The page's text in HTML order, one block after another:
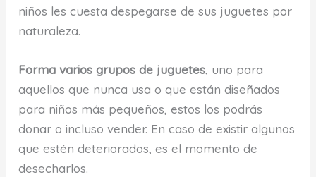
niños les cuesta despegarse de sus juguetes por
naturaleza.
Forma varios grupos de juguetes, uno para
aquellos que nunca usa o que están diseñados
para niños más pequeños, estos los podrás
donar o incluso vender. En caso de existir algunos
que estén deteriorados, es el momento de
desecharlos.